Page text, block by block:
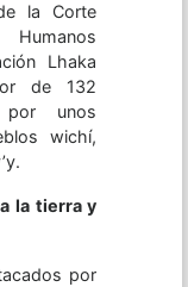
la Corte
Humanos
Lhaka
de 132
por unos
wichí,
la tierra y
por